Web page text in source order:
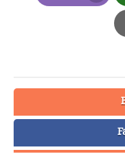
Email